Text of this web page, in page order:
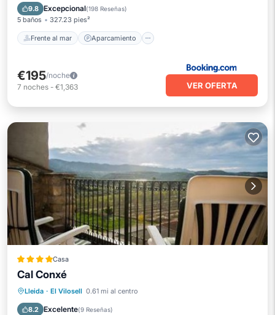
9.8 Excepcional(198 Reseñas)
5 baños 327.23 pies²
Frente al mar Aparcamiento
Vista al mar
€195/noche
7 noches - €1,363 VER OFERTA
Casa
Cal Conxé
Lleida · El Vilosell 0.61 mi al centro
8.2 Excelente(9 Reseñas)
Aparcamiento
Balcón/Terraza
Aire acondicionado